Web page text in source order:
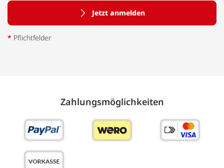
Jetzt anmelden
* Pflichtfelder
Zahlungs­möglich­keiten